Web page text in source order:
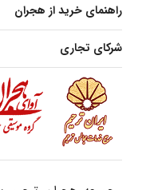
راهنمای خرید از هجران
شرکای تجاری